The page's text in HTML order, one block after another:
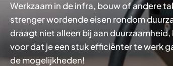
Werkzaam in de infra, bouw of andere
strenger wordende eisen rondom
draagt niet alleen bij aan
voor dat je een stuk efficiënter te werk
de mogelijkheden!